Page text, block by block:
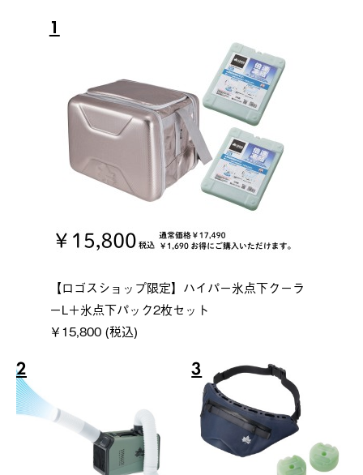
1
【ロゴスショップ限定】ハイパー氷点下クーラ
ーL＋氷点下パック2枚セット
￥15,800 (税込)
2 3